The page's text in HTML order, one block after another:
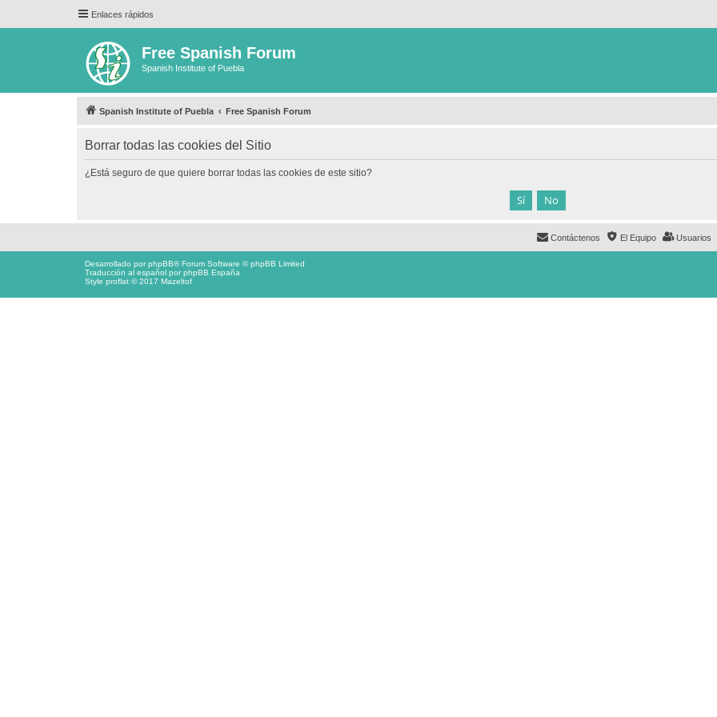
Enlaces rápidos
Free Spanish Forum
Spanish Institute of Puebla
Spanish Institute of Puebla Free Spanish Forum
Borrar todas las cookies del Sitio
¿Está seguro de que quiere borrar todas las cookies de este sitio?
Usuarios
El Equipo
Contáctenos
Desarrollado porphpBB® Forum Software © phpBB Limited
Traducción al español porphpBB España
Style proflat © 2017 Mazeltof